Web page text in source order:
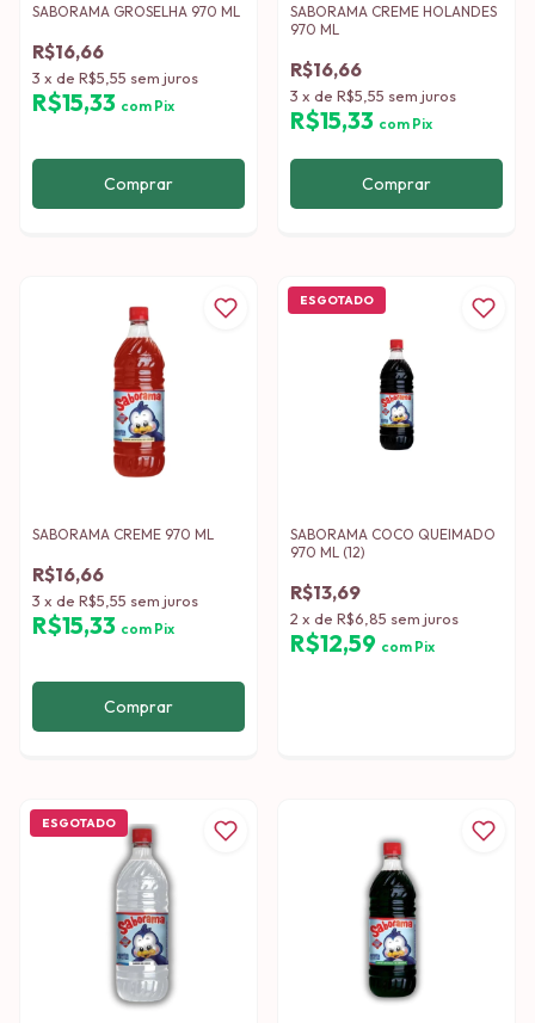
SABORAMA GROSELHA 970 ML
R$16,66
3 x de R$5,55 sem juros
R$15,33 com Pix
SABORAMA CREME HOLANDES
970 ML
R$16,66
3 x de R$5,55 sem juros
R$15,33 com Pix
SABORAMA CREME 970 ML
R$16,66
3 x de R$5,55 sem juros
R$15,33 com Pix
ESGOTADO
SABORAMA COCO QUEIMADO
970 ML (12)
R$13,69
2 x de R$6,85 sem juros
R$12,59 com Pix
ESGOTADO